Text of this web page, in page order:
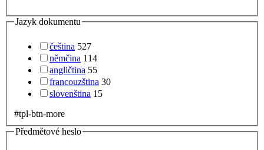
Jazyk dokumentu
čeština 527
němčina 114
angličtina 55
francouzština 30
slovenština 15
#tpl-btn-more
Předmětové heslo